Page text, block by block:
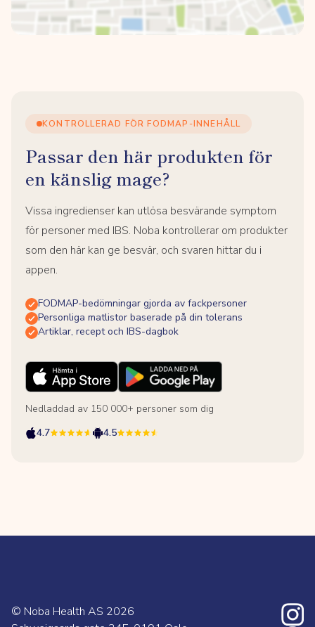
KONTROLLERAD FÖR FODMAP-INNEHÅLL
Passar den här produkten för
en känslig mage?
Vissa ingredienser kan utlösa besvärande symptom
för personer med IBS. Noba kontrollerar om produkter
som den här kan ge besvär, och svaren hittar du i
appen.
FODMAP-bedömningar gjorda av fackpersoner
Personliga matlistor baserade på din tolerans
Artiklar, recept och IBS-dagbok
Nedladdad av 150 000+ personer som dig
4.7
4.5
© Noba Health AS 2026